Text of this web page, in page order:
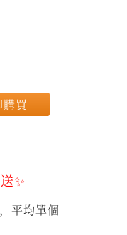
購買
✨
平均單個